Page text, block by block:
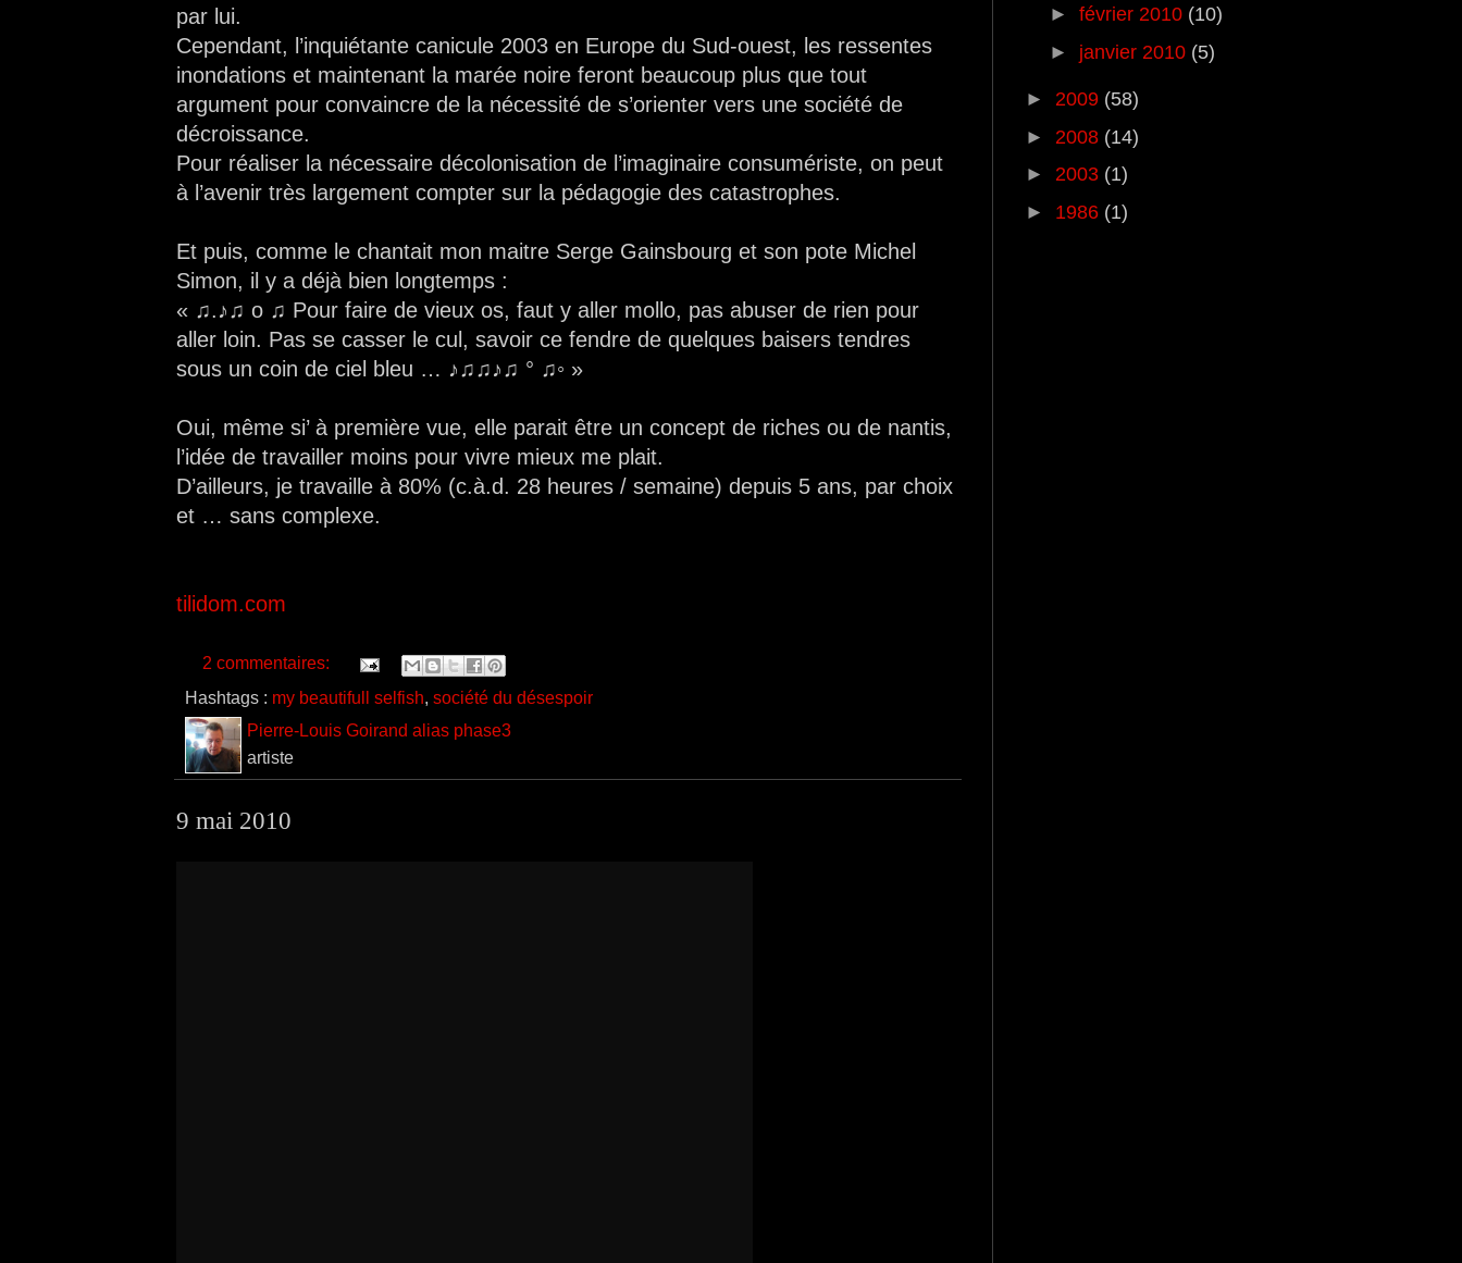
par lui.
Cependant, l’inquiétante canicule 2003 en Europe du Sud-ouest, les ressentes
inondations et maintenant la marée noire feront beaucoup plus que tout
argument pour convaincre de la nécessité de s’orienter vers une société de
décroissance.
Pour réaliser la nécessaire décolonisation de l’imaginaire consumériste, on peut
à l’avenir très largement compter sur la pédagogie des catastrophes.
Et puis, comme le chantait mon maitre Serge Gainsbourg et son pote Michel
Simon, il y a déjà bien longtemps :
« ♫.♪♫ o ♫ Pour faire de vieux os, faut y aller mollo, pas abuser de rien pour
aller loin. Pas se casser le cul, savoir ce fendre de quelques baisers tendres
sous un coin de ciel bleu … ♪♫♫♪♫ ° ♫◦ »
Oui, même si’ à première vue, elle parait être un concept de riches ou de nantis,
l’idée de travailler moins pour vivre mieux me plait.
D’ailleurs, je travaille à 80% (c.à.d. 28 heures / semaine) depuis 5 ans, par choix
et … sans complexe.
tilidom.com
2 commentaires:
Hashtags : my beautifull selfish, société du désespoir
Pierre-Louis Goirand alias phase3
artiste
9 mai 2010
► février 2010 (10)
► janvier 2010 (5)
► 2009 (58)
► 2008 (14)
► 2003 (1)
► 1986 (1)